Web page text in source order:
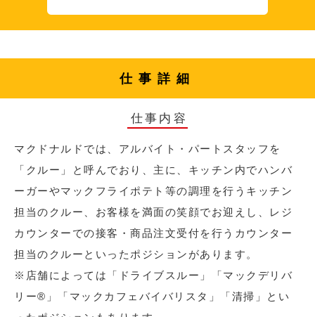
仕事詳細
仕事内容
マクドナルドでは、アルバイト・パートスタッフを
「クルー」と呼んでおり、主に、キッチン内でハンバ
ーガーやマックフライポテト等の調理を行うキッチン
担当のクルー、お客様を満面の笑顔でお迎えし、レジ
カウンターでの接客・商品注文受付を行うカウンター
担当のクルーといったポジションがあります。
※店舗によっては「ドライブスルー」「マックデリバ
リー®︎」「マックカフェバイバリスタ」「清掃」とい